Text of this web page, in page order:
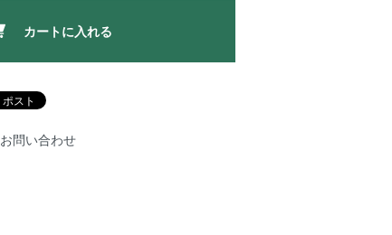
カートに入れる
お問い合わせ